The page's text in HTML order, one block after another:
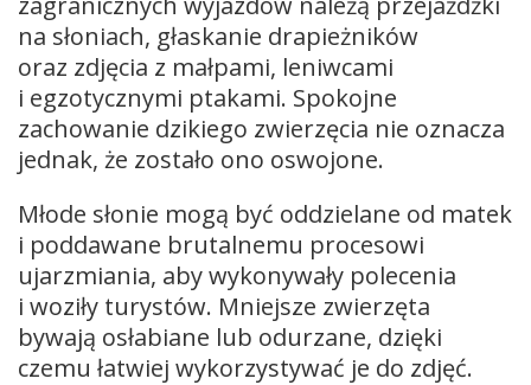
na słoniach, głaskanie drapieżników
oraz zdjęcia z małpami, leniwcami
i egzotycznymi ptakami. Spokojne
zachowanie dzikiego zwierzęcia nie oznacza
jednak, że zostało ono oswojone.
Młode słonie mogą być oddzielane od matek
i poddawane brutalnemu procesowi
ujarzmiania, aby wykonywały polecenia
i woziły turystów. Mniejsze zwierzęta
bywają osłabiane lub odurzane, dzięki
czemu łatwiej wykorzystywać je do zdjęć.